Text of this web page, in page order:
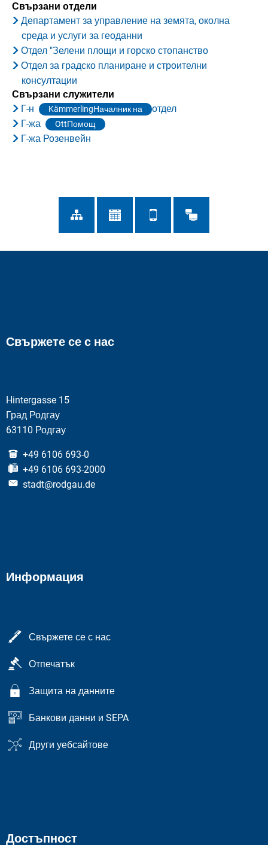
Свързани отдели
Департамент за управление на земята, околна
среда и услуги за геоданни
Отдел "Зелени площи и горско стопанство
Отдел за градско планиране и строителни
консултации
Свързани служители
Г-н
KämmerlingНачалник на
отдел
Г-жа
OttПомощ
Г-жа Розенвейн
Свържете се с нас
Hintergasse 15
Град Родгау
63110 Родгау
+49 6106 693-0
+49 6106 693-2000
stadt@rodgau.de
Информация
Свържете се с нас
Отпечатък
Защита на данните
Банкови данни и SEPA
Други уебсайтове
Достъпност